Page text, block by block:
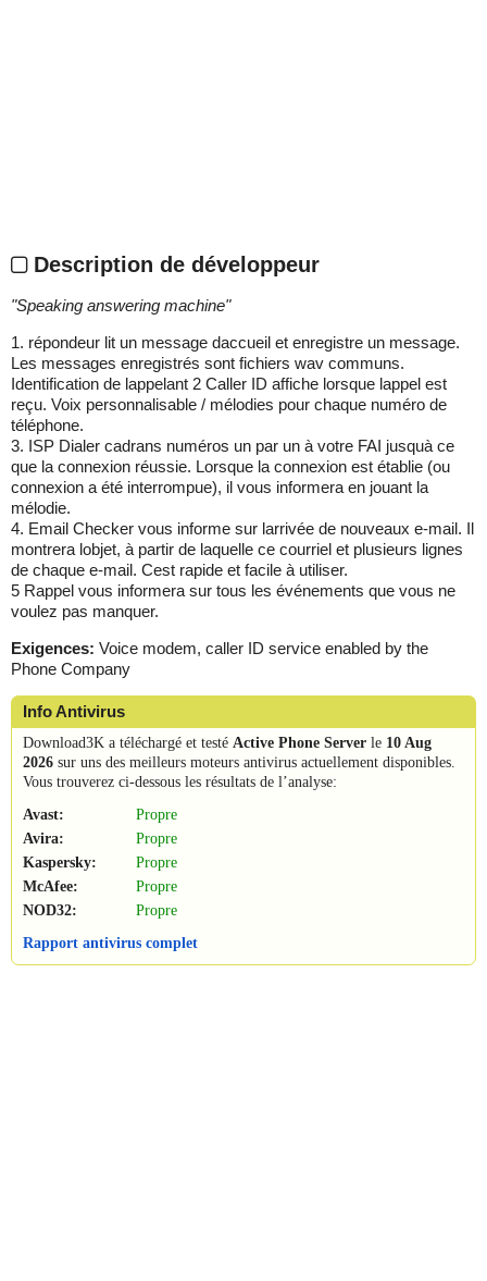
Description de développeur
"Speaking answering machine"
1. répondeur lit un message daccueil et enregistre un message.
Les messages enregistrés sont fichiers wav communs.
Identification de lappelant 2 Caller ID affiche lorsque lappel est
reçu. Voix personnalisable / mélodies pour chaque numéro de
téléphone.
3. ISP Dialer cadrans numéros un par un à votre FAI jusquà ce
que la connexion réussie. Lorsque la connexion est établie (ou
connexion a été interrompue), il vous informera en jouant la
mélodie.
4. Email Checker vous informe sur larrivée de nouveaux e-mail. Il
montrera lobjet, à partir de laquelle ce courriel et plusieurs lignes
de chaque e-mail. Cest rapide et facile à utiliser.
5 Rappel vous informera sur tous les événements que vous ne
voulez pas manquer.
Exigences: Voice modem, caller ID service enabled by the
Phone Company
Info Antivirus
Download3K a téléchargé et testé Active Phone Server le 10 Aug
2026 sur uns des meilleurs moteurs antivirus actuellement disponibles.
Vous trouverez ci-dessous les résultats de l’analyse:
Avast:
Propre
Avira:
Propre
Kaspersky:
Propre
McAfee:
Propre
NOD32:
Propre
Rapport antivirus complet